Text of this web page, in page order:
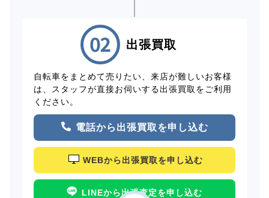
出張買取
自転車をまとめて売りたい、来店が難しいお客様
は、スタッフが直接お伺いする出張買取をご利用
ください。
電話から出張買取を申し込む
WEBから出張買取を申し込む
LINEから出張査定を申し込む